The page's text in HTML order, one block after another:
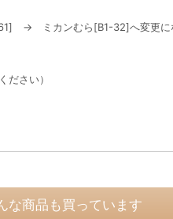
→ ミカンむら[B1-32]へ変更に
ださい）
な商品も買っています